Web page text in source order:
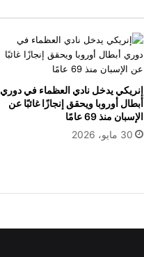
إنريكي يدخل نادي العظماء في دوري
أبطال أوروبا ويحقق إنجازًا غائبًا عن
الإسبان منذ 69 عامًا
30 مايو، 2026